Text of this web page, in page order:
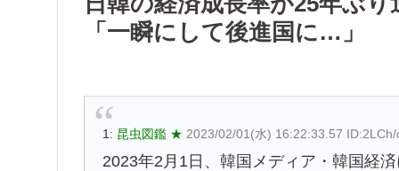
「一瞬にして後進国に…」
1: 昆虫図鑑 ★ 2023/02/01(水) 16:22:33.57 ID:2LCh/
2023年2月1日、韓国メディア・韓国経